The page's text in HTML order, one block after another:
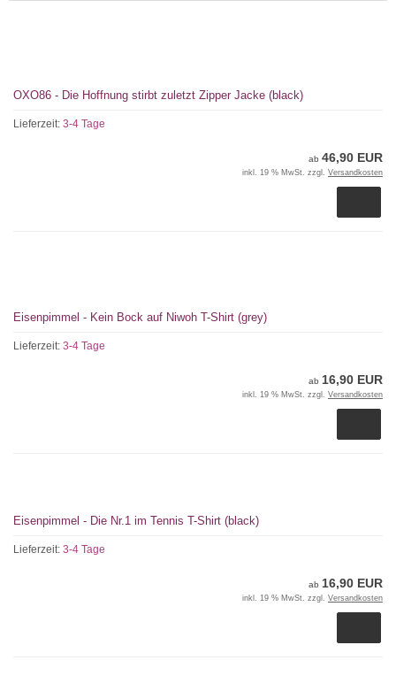
OXO86 - Die Hoffnung stirbt zuletzt Zipper Jacke (black)
Lieferzeit: 3-4 Tage
ab 46,90 EUR
inkl. 19 % MwSt. zzgl. Versandkosten
Eisenpimmel - Kein Bock auf Niwoh T-Shirt (grey)
Lieferzeit: 3-4 Tage
ab 16,90 EUR
inkl. 19 % MwSt. zzgl. Versandkosten
Eisenpimmel - Die Nr.1 im Tennis T-Shirt (black)
Lieferzeit: 3-4 Tage
ab 16,90 EUR
inkl. 19 % MwSt. zzgl. Versandkosten